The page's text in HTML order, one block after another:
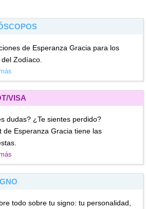
de Esperanza Gracia para los
Zodíaco.
VISA
dudas? ¿Te sientes perdido?
de Esperanza Gracia tiene las
todo sobre tu signo: tu personalidad,